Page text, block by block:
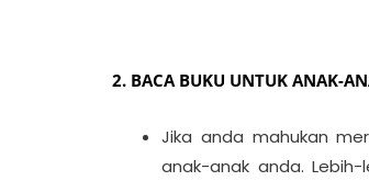
2. BACA BUKU UNTUK ANAK-
Jika anda mahukan
anak-anak anda.